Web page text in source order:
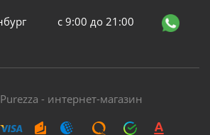
с 9:00 до 21:00
- интернет-магазин